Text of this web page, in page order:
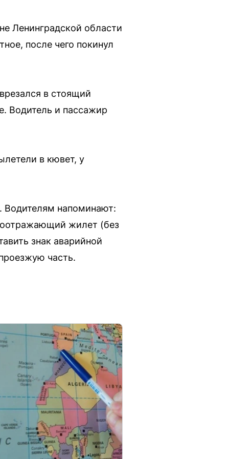
Ленинградской области
после чего покинул
в стоящий
Водитель и пассажир
в кювет, у
Водителям напоминают:
жилет (без
знак аварийной
часть.